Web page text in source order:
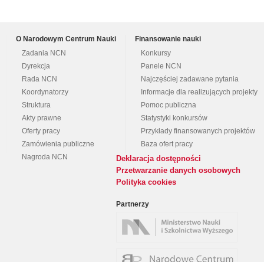
O Narodowym Centrum Nauki
Zadania NCN
Dyrekcja
Rada NCN
Koordynatorzy
Struktura
Akty prawne
Oferty pracy
Zamówienia publiczne
Nagroda NCN
Finansowanie nauki
Konkursy
Panele NCN
Najczęściej zadawane pytania
Informacje dla realizujących projekty
Pomoc publiczna
Statystyki konkursów
Przykłady finansowanych projektów
Baza ofert pracy
Deklaracja dostępności
Przetwarzanie danych osobowych
Polityka cookies
Partnerzy